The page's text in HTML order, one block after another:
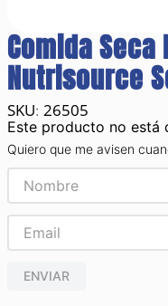
Comida Seca
Nutrisource
: 26505
Este producto no está
Quiero que me avisen
ENVIAR